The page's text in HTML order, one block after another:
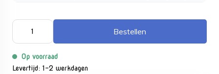
Bestellen
Op voorraad
Levertijd: 1-2 werkdagen